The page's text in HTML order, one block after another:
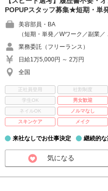
POPUPスタッフ募集★短期・単
美容部員・BA
（短期・単発／Wワーク／副業
業務委託（フリーランス）
日給1万5,000円 ～ 2万円
全国
正社員登用 社割制度
学生OK
男女歓迎
ネイルOK
ノルマなし
スキンケア
メイク
来社なしでお仕事決定 継続的
気になる